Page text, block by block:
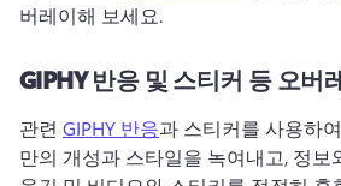
버레이해 보세요.
GIPHY 반응 및 스티커 등 오버
관련 GIPHY 반응과 스티커를 사용하
만의 개성과 스타일을 녹여내고, 정보